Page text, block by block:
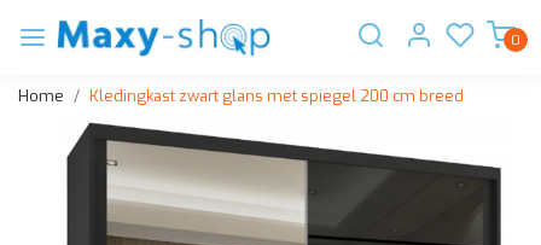
0
Home Kledingkast zwart glans met spiegel 200 cm breed